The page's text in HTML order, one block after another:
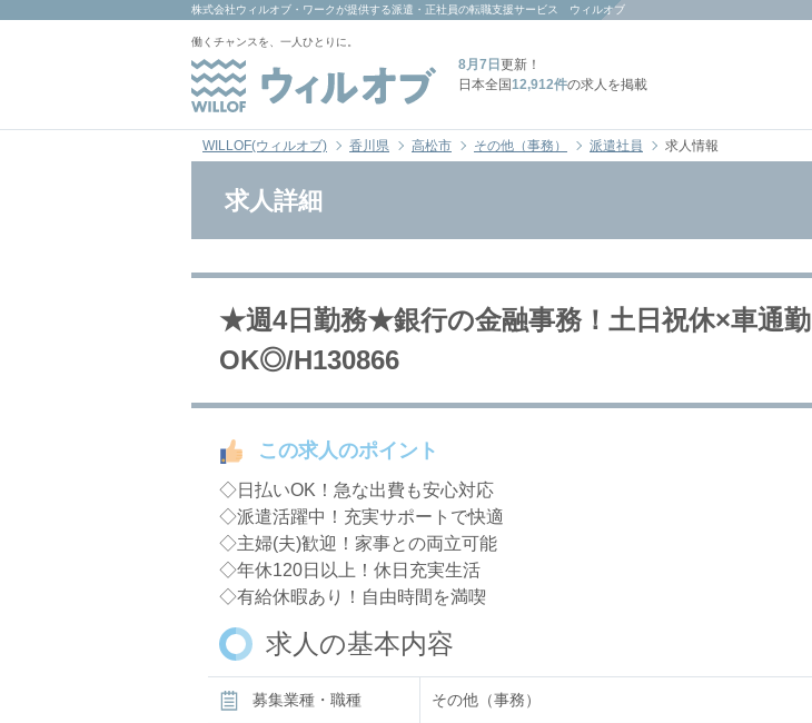
株式会社ウィルオブ・ワーク が提供する派遣・正社員の転職支援サービス ウィルオブ
働くチャンスを、一人ひとりに。
8月7日 更新！
日本全国12,912件の求人を掲載
WILLOF(ウィルオブ) 香川県 高松市 その他（事務） 派遣社員 求人情報
求人詳細
★週4日勤務★銀行の金融事務！土日祝休×車通勤
OK◎/H130866
この求人のポイント
◇日払いOK！急な出費も安心対応
◇派遣活躍中！充実サポートで快適
◇主婦(夫)歓迎！家事との両立可能
◇年休120日以上！休日充実生活
◇有給休暇あり！自由時間を満喫
求人の基本内容
募集業種・職種 その他（事務）